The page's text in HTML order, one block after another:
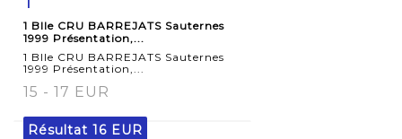
détaillée
1 Blle CRU BARREJATS Sauternes
1999 Présentation,...
1 Blle CRU BARREJATS Sauternes
1999 Présentation,...
15 - 17 EUR
Résultat 16 EUR